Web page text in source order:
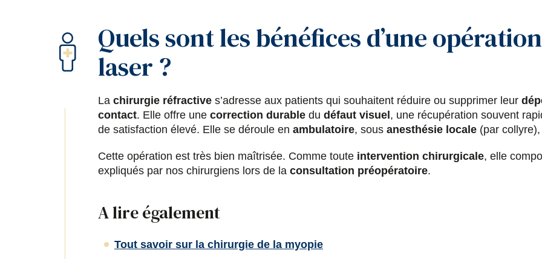
Quels sont les bénéfices d’une
laser ?
La chirurgie réfractive s’adresse aux patients qui souhaitent réduire ou supprimer leur
contact. Elle offre une correction durable du défaut visuel , une récupération souvent
de satisfaction élevé. Elle se déroule en ambulatoire, sous anesthésie locale (par
Cette opération est très bien maîtrisée. Comme toute intervention chirurgicale, elle
expliqués par nos chirurgiens lors de la consultation préopératoire.
A lire également
Tout savoir sur la chirurgie de la myopie